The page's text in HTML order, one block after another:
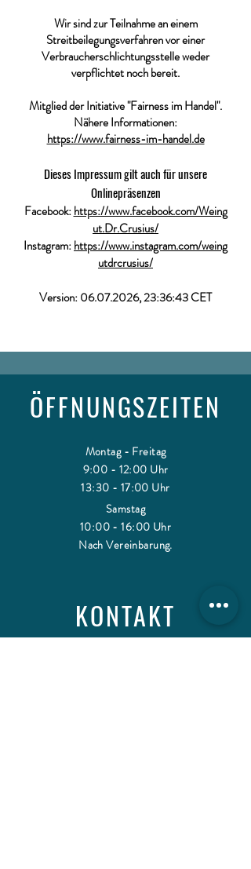
Wir sind zur Teilnahme an einem
Streitbeilegungsverfahren vor einer
Verbraucherschlichtungsstelle weder
verpflichtet noch bereit.
Mitglied der Initiative "Fairness im Handel".
Nähere Informationen:
https://www.fairness-im-handel.de
Dieses Impressum gilt auch für unsere
Onlinepräsenzen
Facebook:https://www.facebook.com/Weing
ut.Dr.Crusius/
Instagram:https://www.instagram.com/weing
utdrcrusius/
Version:06.07.2026, 23:36:43 CET
ÖFFNUNGSZEITEN
Montag - Freitag
9:00 - 12:00 Uhr
13:30 - 17:00 Uhr
Samstag
10:00 - 16:00 Uhr
Nach Vereinbarung.
KONTAKT